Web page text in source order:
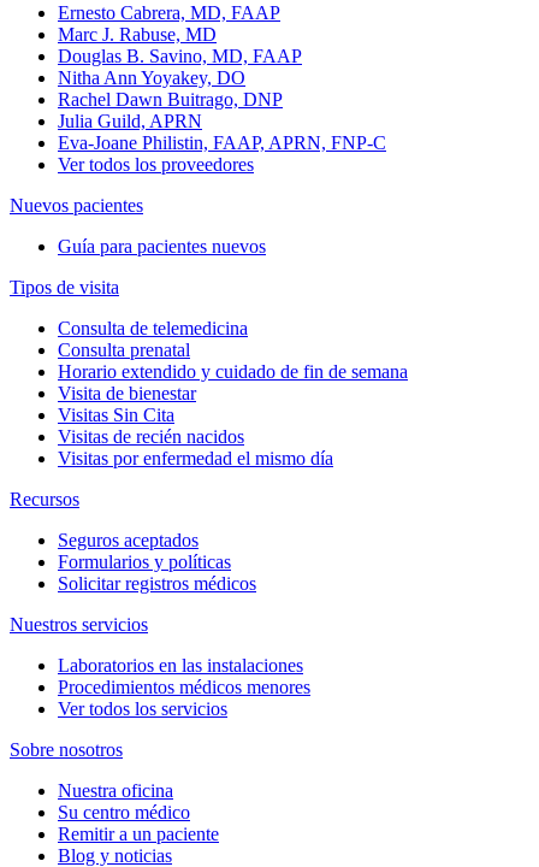
Ernesto Cabrera, MD, FAAP
Marc J. Rabuse, MD
Douglas B. Savino, MD, FAAP
Nitha Ann Yoyakey, DO
Rachel Dawn Buitrago, DNP
Julia Guild, APRN
Eva-Joane Philistin, FAAP, APRN, FNP-C
Ver todos los proveedores
Nuevos pacientes
Guía para pacientes nuevos
Tipos de visita
Consulta de telemedicina
Consulta prenatal
Horario extendido y cuidado de fin de semana
Visita de bienestar
Visitas Sin Cita
Visitas de recién nacidos
Visitas por enfermedad el mismo día
Recursos
Seguros aceptados
Formularios y políticas
Solicitar registros médicos
Nuestros servicios
Laboratorios en las instalaciones
Procedimientos médicos menores
Ver todos los servicios
Sobre nosotros
Nuestra oficina
Su centro médico
Remitir a un paciente
Blog y noticias